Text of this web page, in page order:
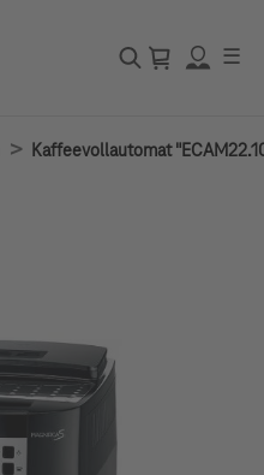
☰
> Kaffeevollautomat